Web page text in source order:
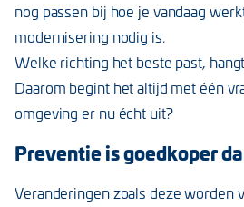
nog passen bij hoe je vandaag
modernisering nodig is.
Welke richting het beste past,
Daarom begint het altijd met één
omgeving er nu écht uit?
Preventie is goedkoper
Veranderingen zoals deze worden